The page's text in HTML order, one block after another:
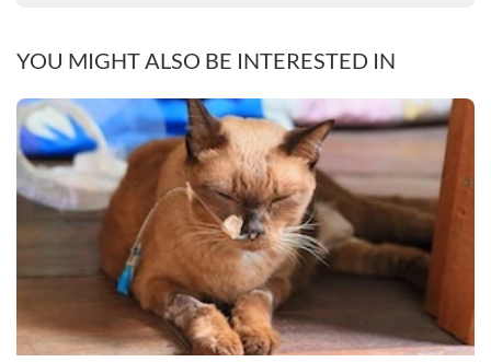
YOU MIGHT ALSO BE INTERESTED IN